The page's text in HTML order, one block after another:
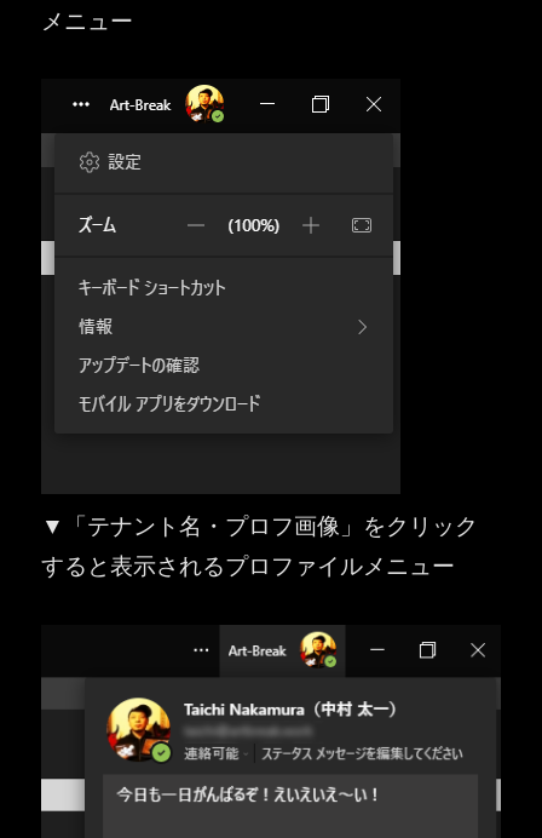
メニュー
▼「テナント名・プロフ画像」をクリック
すると表示されるプロファイルメニュー